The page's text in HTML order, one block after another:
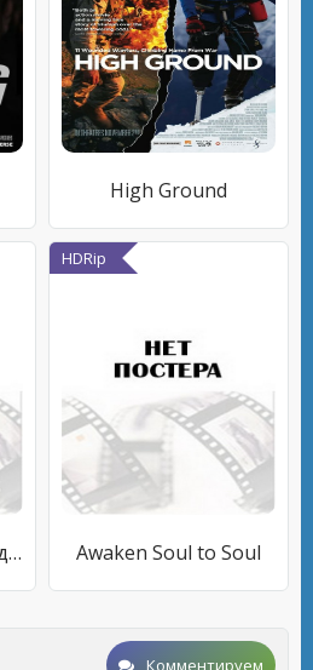
High Ground
По ту сторону «Норд-Оста»
HDRip
Awaken Soul to Soul
Комментируем